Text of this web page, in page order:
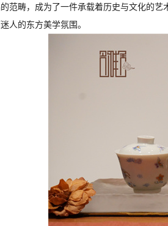
范畴，成为了一件承载着历史与文化的
人的东方美学氛围。